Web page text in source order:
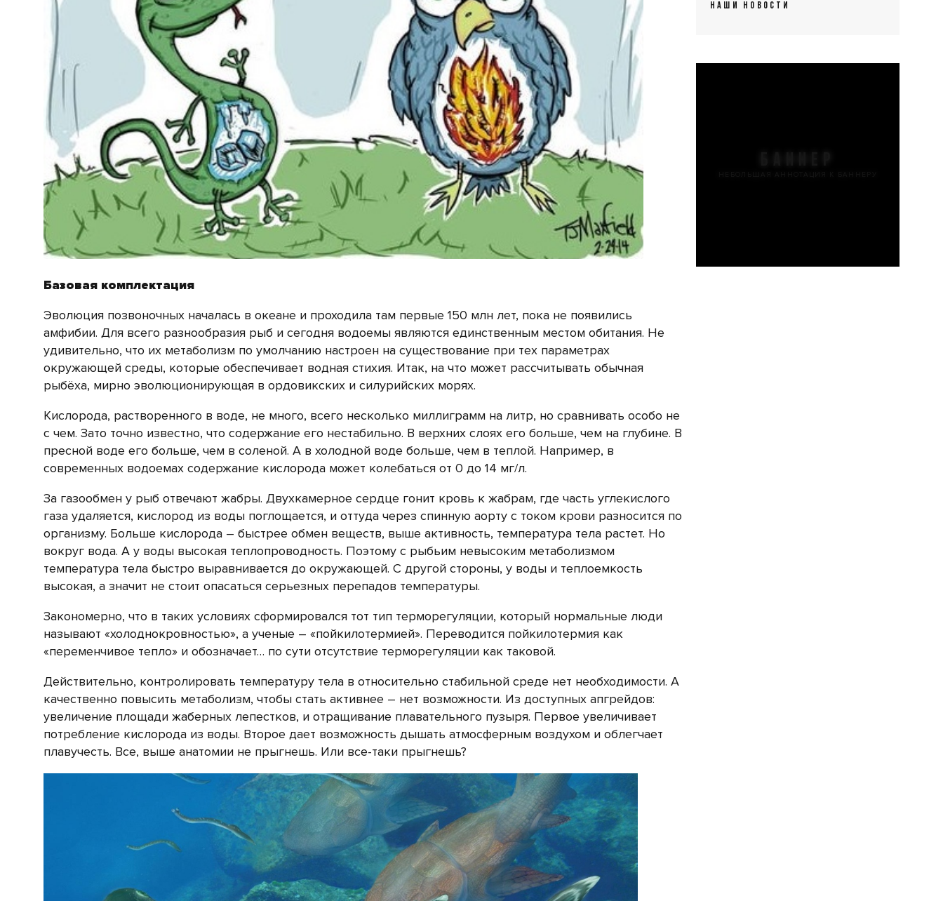
Базовая комплектация
Эволюция позвоночных началась в океане и проходила там первые 150 млн лет, пока не появились
амфибии. Для всего разнообразия рыб и сегодня водоемы являются единственным местом обитания. Не
удивительно, что их метаболизм по умолчанию настроен на существование при тех параметрах
окружающей среды, которые обеспечивает водная стихия. Итак, на что может рассчитывать обычная
рыбёха, мирно эволюционирующая в ордовикских и силурийских морях.
Кислорода, растворенного в воде, не много, всего несколько миллиграмм на литр, но сравнивать особо не
с чем. Зато точно известно, что содержание его нестабильно. В верхних слоях его больше, чем на глубине. В
пресной воде его больше, чем в соленой. А в холодной воде больше, чем в теплой. Например, в
современных водоемах содержание кислорода может колебаться от 0 до 14 мг/л.
За газообмен у рыб отвечают жабры. Двухкамерное сердце гонит кровь к жабрам, где часть углекислого
газа удаляется, кислород из воды поглощается, и оттуда через спинную аорту с током крови разносится по
организму. Больше кислорода – быстрее обмен веществ, выше активность, температура тела растет. Но
вокруг вода. А у воды высокая теплопроводность. Поэтому с рыбьим невысоким метаболизмом
температура тела быстро выравнивается до окружающей. С другой стороны, у воды и теплоемкость
высокая, а значит не стоит опасаться серьезных перепадов температуры.
Закономерно, что в таких условиях сформировался тот тип терморегуляции, который нормальные люди
называют «холоднокровностью», а ученые – «пойкилотермией». Переводится пойкилотермия как
«переменчивое тепло» и обозначает… по сути отсутствие терморегуляции как таковой.
Действительно, контролировать температуру тела в относительно стабильной среде нет необходимости. А
качественно повысить метаболизм, чтобы стать активнее – нет возможности. Из доступных апгрейдов:
увеличение площади жаберных лепестков, и отращивание плавательного пузыря. Первое увеличивает
потребление кислорода из воды. Второе дает возможность дышать атмосферным воздухом и облегчает
плавучесть. Все, выше анатомии не прыгнешь. Или все-таки прыгнешь?
НАШИ НОВОСТИ